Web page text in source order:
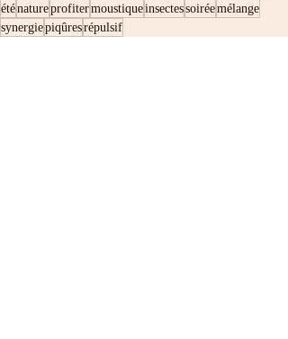
éténatureprofitermoustiqueinsectessoiréemélange
synergiepiqûresrépulsif